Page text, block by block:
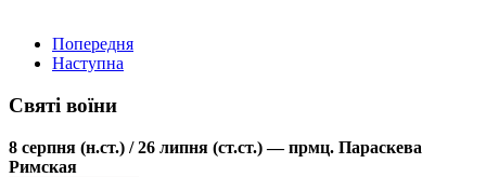
Попередня
Наступна
Святі воїни
8 серпня (н.ст.) / 26 липня (ст.ст.) — прмц. Параскева
Римская